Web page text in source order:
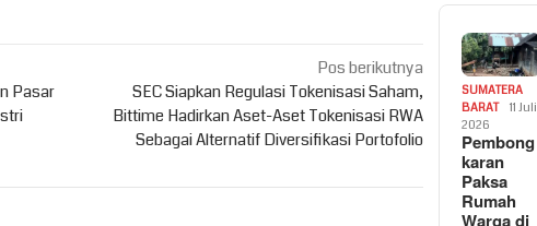
Pasar
Pos berikutnya
SEC Siapkan Regulasi Tokenisasi Saham,
Bittime Hadirkan Aset-Aset Tokenisasi RWA
Sebagai Alternatif Diversifikasi Portofolio
SUMATERA
BARAT
11 Juli
2026
Pembong
karan
Paksa
Rumah